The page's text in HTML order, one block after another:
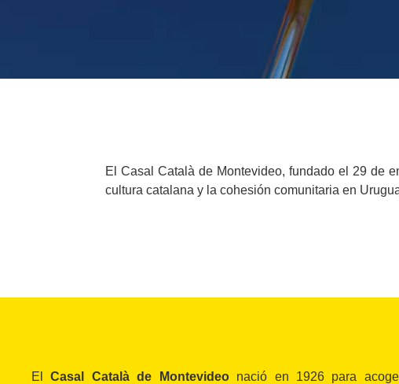
El Casal Català de Montevideo, fundado el 29 de
cultura catalana y la cohesión comunitaria en
ElCasal Català de Montevideonació en 1926 para